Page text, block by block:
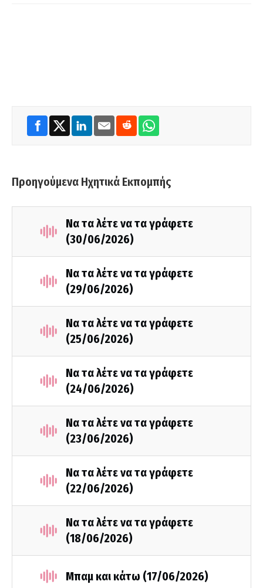
Προηγούμενα Ηχητικά Εκπομπής
Να τα λέτε να τα γράφετε
(30/06/2026)
Να τα λέτε να τα γράφετε
(29/06/2026)
Να τα λέτε να τα γράφετε
(25/06/2026)
Να τα λέτε να τα γράφετε
(24/06/2026)
Να τα λέτε να τα γράφετε
(23/06/2026)
Να τα λέτε να τα γράφετε
(22/06/2026)
Να τα λέτε να τα γράφετε
(18/06/2026)
Μπαμ και κάτω (17/06/2026)